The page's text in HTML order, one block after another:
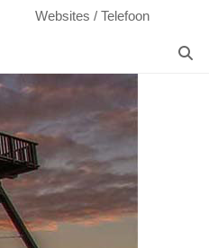
Websites / Telefoon